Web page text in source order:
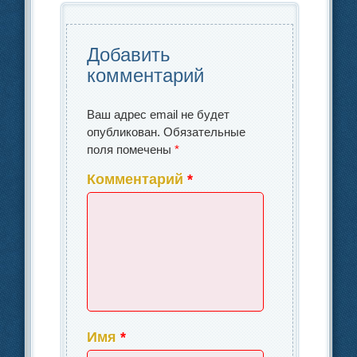
o
k
ть
Добавить
комментарий
Ваш адрес email не будет
опубликован. Обязательные
поля помечены*
Комментарий*
Имя*